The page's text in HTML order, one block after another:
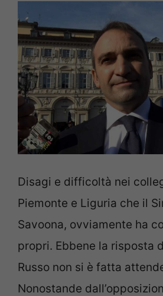
Disagi e difficoltà nei
Piemonte e Liguria che il
Savoona, ovviamente ha
propri. Ebbene la risposta
Russo non si è fatta
Nonostande